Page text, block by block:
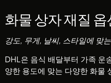
화물 상자 재질 옵
강도, 무게, 날씨, 스타일에 맞
DHL은 음식 배달부터 가족 운
양한 용도에 맞는 다양한 화물